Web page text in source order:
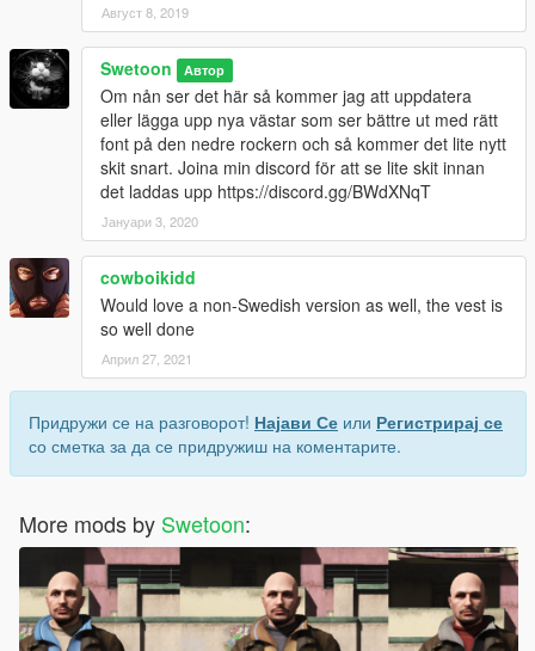
Август 8, 2019
Swetoon Автор
Om nån ser det här så kommer jag att uppdatera
eller lägga upp nya västar som ser bättre ut med rätt
font på den nedre rockern och så kommer det lite nytt
skit snart. Joina min discord för att se lite skit innan
det laddas upp https://discord.gg/BWdXNqT
Јануари 3, 2020
cowboikidd
Would love a non-Swedish version as well, the vest is
so well done
Април 27, 2021
Придружи се на разговорот! Најави Се или Регистрирај се
со сметка за да се придружиш на коментарите.
More mods by Swetoon: